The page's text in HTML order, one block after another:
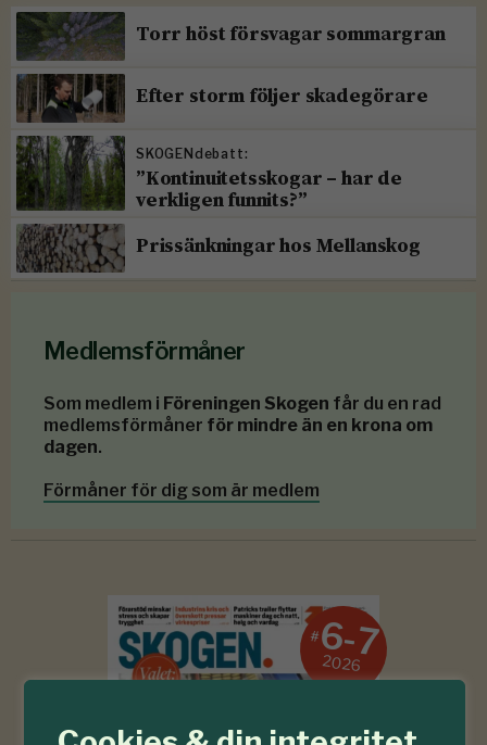
Torr höst försvagar sommargran
Efter storm följer skadegörare
SKOGENdebatt:
”Kontinuitetsskogar – har de
verkligen funnits?”
Prissänkningar hos Mellanskog
Medlemsförmåner
Som medlem i Föreningen Skogen får du en rad
medlemsförmåner för mindre än en krona om
dagen.
Förmåner för dig som är medlem
#6-7
2026